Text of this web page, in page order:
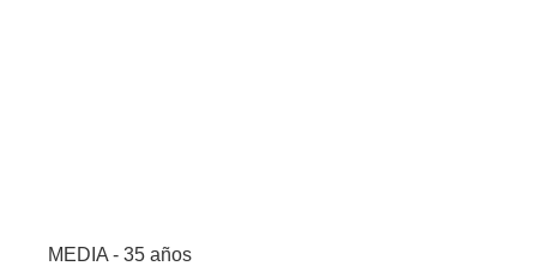
MEDIA - 35 años